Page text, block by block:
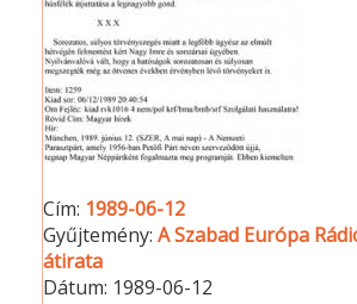
Cím: 1989-06-12
Gyűjtemény:A Szabad Európa
átirata
Dátum: 1989-06-12